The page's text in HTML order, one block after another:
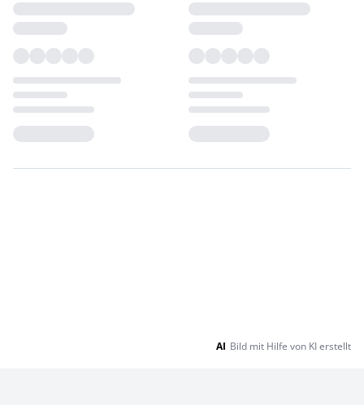
AI Bild mit Hilfe von KI erstellt